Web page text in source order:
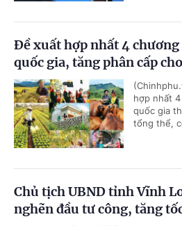
Đề xuất hợp nhất 4
quốc gia, tăng phân cấp
hợp nhất
quốc gia
tổng thể,
Chủ tịch UBND tỉnh Vĩnh
nghẽn đầu tư công, tăng